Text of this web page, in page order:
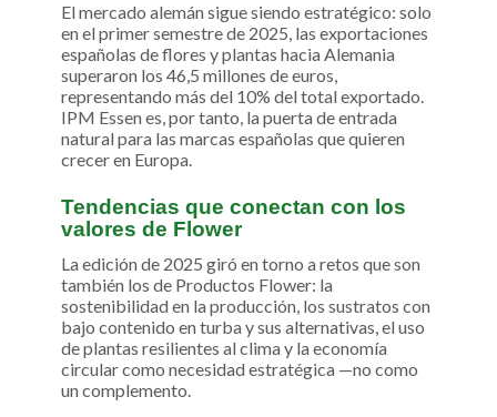
El mercado alemán sigue siendo estratégico: solo
en el primer semestre de 2025, las exportaciones
españolas de flores y plantas hacia Alemania
superaron los 46,5 millones de euros,
representando más del 10% del total exportado.
IPM Essen es, por tanto, la puerta de entrada
natural para las marcas españolas que quieren
crecer en Europa.
Tendencias que conectan con los
valores de Flower
La edición de 2025 giró en torno a retos que son
también los de Productos Flower: la
sostenibilidad en la producción, los sustratos con
bajo contenido en turba y sus alternativas, el uso
de plantas resilientes al clima y la economía
circular como necesidad estratégica —no como
un complemento.